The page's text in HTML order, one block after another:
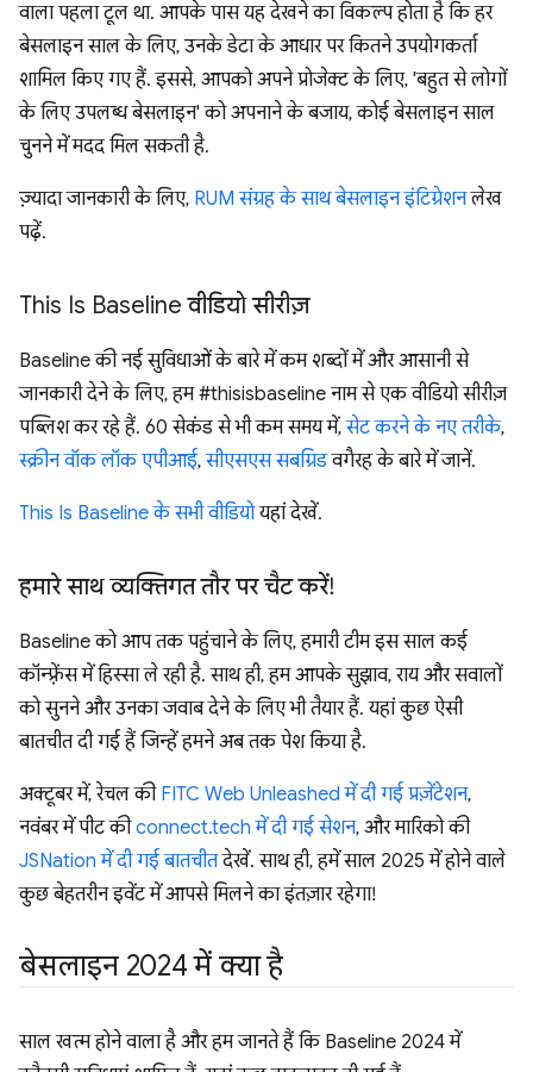
वाला पहला टूल था. आपके पास यह देखने का विकल्प होता है कि हर
बेसलाइन साल के लिए, उनके डेटा के आधार पर कितने उपयोगकर्ता
शामिल किए गए हैं. इससे, आपको अपने प्रोजेक्ट के लिए, 'बहुत से लोगों
के लिए उपलब्ध बेसलाइन' को अपनाने के बजाय, कोई बेसलाइन साल
चुनने में मदद मिल सकती है.
ज़्यादा जानकारी के लिए, RUM संग्रह के साथ बेसलाइन इंटिग्रेशनलेख
पढ़ें.
This Is Baseline वीडियो सीरीज़
Baseline की नई सुविधाओं के बारे में कम शब्दों में और आसानी से
जानकारी देने के लिए, हम #thisisbaseline नाम से एक वीडियो सीरीज़
पब्लिश कर रहे हैं. 60 सेकंड से भी कम समय में,सेट करने के नए तरीके,
स्क्रीन वॉक लॉक एपीआई,सीएसएस सबग्रिडवगैरह के बारे में जानें.
This Is Baseline के सभी वीडियोयहां देखें.
हमारे साथ व्यक्तिगत तौर पर चैट करें!
Baseline को आप तक पहुंचाने के लिए, हमारी टीम इस साल कई
कॉन्फ़्रेंस में हिस्सा ले रही है. साथ ही, हम आपके सुझाव, राय और सवालों
को सुनने और उनका जवाब देने के लिए भी तैयार हैं. यहां कुछ ऐसी
बातचीत दी गई हैं जिन्हें हमने अब तक पेश किया है.
अक्टूबर में, रेचल की FITC Web Unleashed में दी गई प्रज़ेंटेशन,
नवंबर में पीट कीconnect.tech में दी गई सेशन, और मारिको की
JSNation में दी गई बातचीतदेखें. साथ ही, हमें साल 2025 में होने वाले
कुछ बेहतरीन इवेंट में आपसे मिलने का इंतज़ार रहेगा!
बेसलाइन 2024 में क्या है
साल खत्म होने वाला है और हम जानते हैं कि Baseline 2024 में